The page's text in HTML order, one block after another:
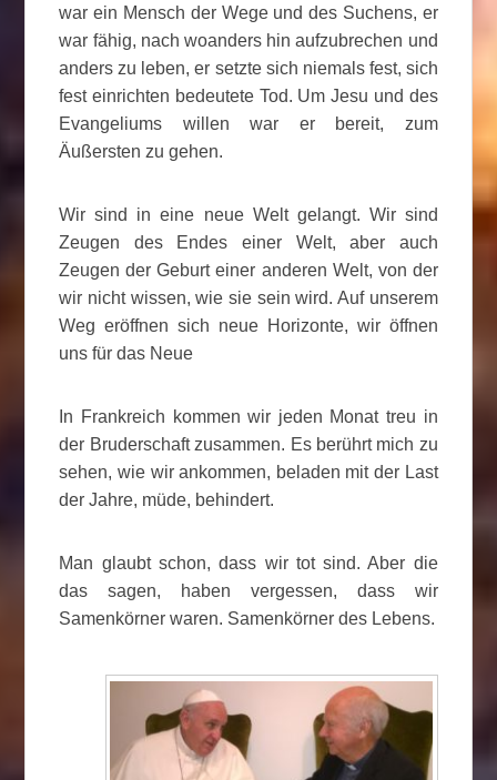
war ein Mensch der Wege und des Suchens, er
war fähig, nach woanders hin aufzubrechen und
anders zu leben, er setzte sich niemals fest, sich
fest einrichten bedeutete Tod. Um Jesu und des
Evangeliums willen war er bereit, zum
Äußersten zu gehen.
Wir sind in eine neue Welt gelangt. Wir sind
Zeugen des Endes einer Welt, aber auch
Zeugen der Geburt einer anderen Welt, von der
wir nicht wissen, wie sie sein wird. Auf unserem
Weg eröffnen sich neue Horizonte, wir öffnen
uns für das Neue
In Frankreich kommen wir jeden Monat treu in
der Bruderschaft zusammen. Es berührt mich zu
sehen, wie wir ankommen, beladen mit der Last
der Jahre, müde, behindert.
Man glaubt schon, dass wir tot sind. Aber die
das sagen, haben vergessen, dass wir
Samenkörner waren. Samenkörner des Lebens.